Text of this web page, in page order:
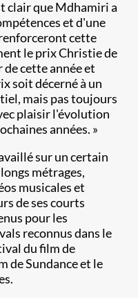
clair que Mdhamiri a
et d'une
cette
le prix Christie de
cette année et
soit décerné à un
mais pas toujours
plaisir l'évolution
années. »
sur un certain
métrages,
musicales et
de ses courts
pour les
reconnus dans le
du film de
de Sundance et le